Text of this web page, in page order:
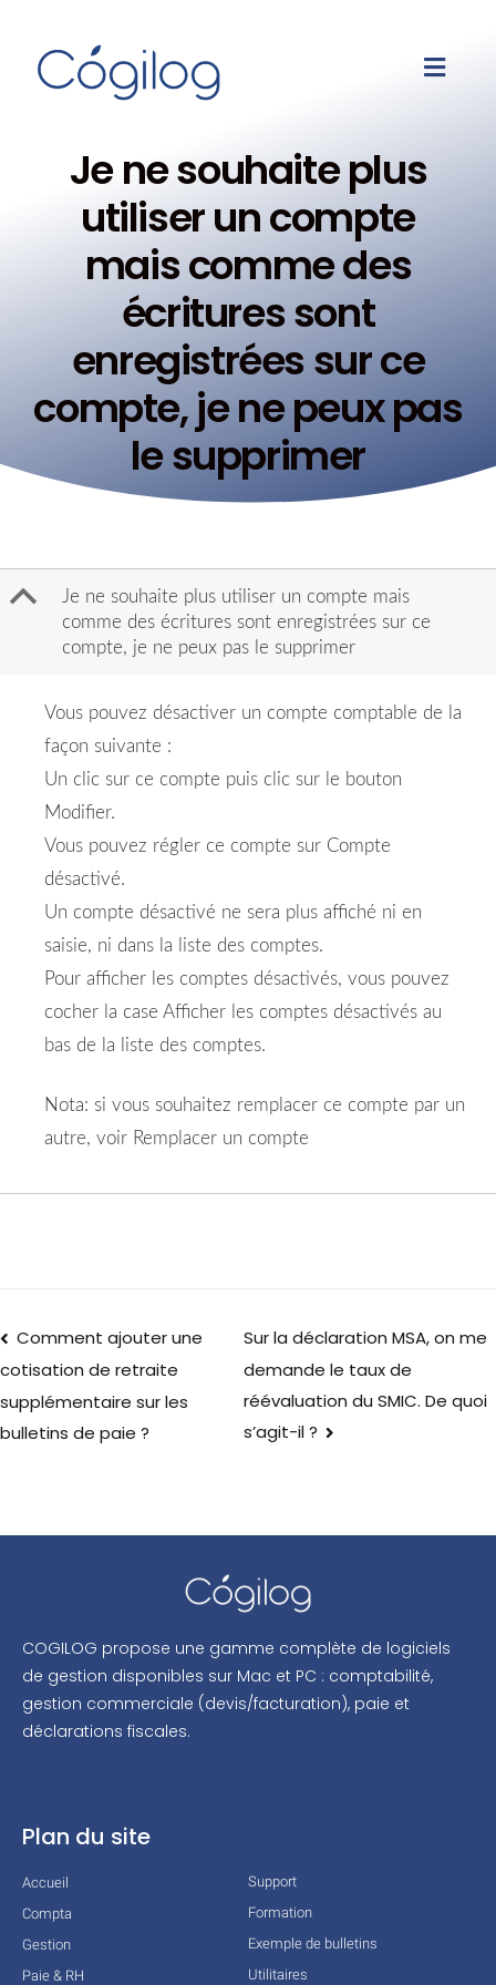
Je ne souhaite plus
utiliser un compte
mais comme des
écritures sont
enregistrées sur ce
compte, je ne peux pas
le supprimer
B
Je ne souhaite plus utiliser un compte mais
comme des écritures sont enregistrées sur ce
compte, je ne peux pas le supprimer
Vous pouvez désactiver un compte comptable de la
façon suivante :
Un clic sur ce compte puis clic sur le bouton
Modifier.
Vous pouvez régler ce compte sur Compte
désactivé.
Un compte désactivé ne sera plus affiché ni en
saisie, ni dans la liste des comptes.
Pour afficher les comptes désactivés, vous pouvez
cocher la case Afficher les comptes désactivés au
bas de la liste des comptes.
Nota: si vous souhaitez remplacer ce compte par un
autre, voir Remplacer un compte
Comment ajouter une
cotisation de retraite
supplémentaire sur les
bulletins de paie ?
Sur la déclaration MSA, on me
demande le taux de
réévaluation du SMIC. De quoi
s’agit-il ?
COGILOG propose une gamme complète de logiciels
de gestion disponibles sur Mac et PC : comptabilité,
gestion commerciale (devis/facturation), paie et
déclarations fiscales.
Plan du site
Accueil
Compta
Gestion
Paie & RH
Support
Formation
Exemple de bulletins
Utilitaires